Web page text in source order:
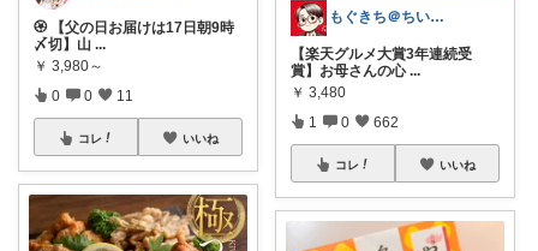
🏵️ 【父の日お届けは17日朝9時
〆切】山 ...
￥ 3,980～
0 0 11
コレ いいね
もぐきち＠ちい活など🎊購入感謝
【楽天グルメ大賞3年連続受
賞】お母さんの心 ...
￥ 3,480
1 0 662
コレ いいね